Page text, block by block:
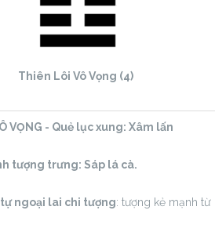
Thiên Lôi Vô Vọng (4)
VỌNG - Quẻ lục xung: Xâm lấn
trưng: Sáp lá cà.
lai chi tượng: tượng kẻ mạnh từ